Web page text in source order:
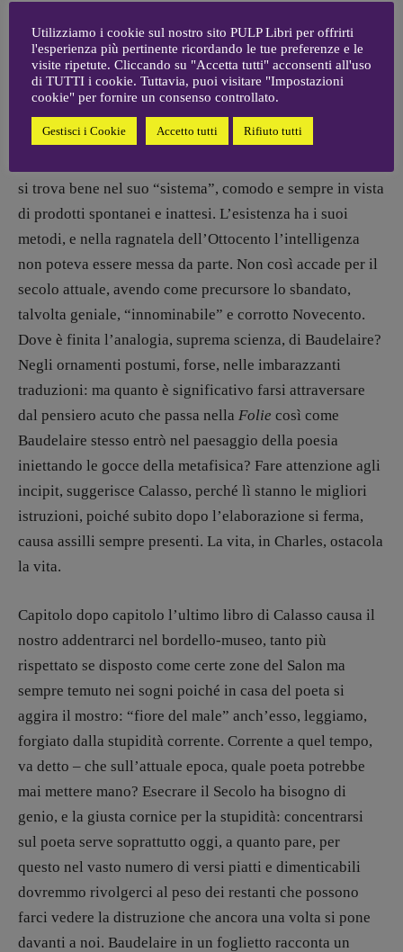
turbamenti virali (che non sono soltanto quelli diffusi dai
malefizi proteici del Covid).
bisogno di Nietzsche per liquidare certe “pretese” atte a
si trova bene nel suo “sistema”, comodo e sempre in vista
di prodotti spontanei e inattesi. L’esistenza ha i suoi
metodi, e nella ragnatela dell’Ottocento l’intelligenza
non poteva essere messa da parte. Non così accade per il
secolo attuale, avendo come precursore lo sbandato,
talvolta geniale, “innominabile” e corrotto Novecento.
Dove è finita l’analogia, suprema scienza, di Baudelaire?
Negli ornamenti postumi, forse, nelle imbarazzanti
traduzioni: ma quanto è significativo farsi attraversare
dal pensiero acuto che passa nella Folie così come
Baudelaire stesso entrò nel paesaggio della poesia
iniettando le gocce della metafisica? Fare attenzione agli
incipit, suggerisce Calasso, perché lì stanno le migliori
istruzioni, poiché subito dopo l’elaborazione si ferma,
causa assilli sempre presenti. La vita, in Charles, ostacola
la vita.
Capitolo dopo capitolo l’ultimo libro di Calasso causa il
nostro addentrarci nel bordello-museo, tanto più
rispettato se disposto come certe zone del Salon ma
sempre temuto nei sogni poiché in casa del poeta si
aggira il mostro: “fiore del male” anch’esso, leggiamo,
forgiato dalla stupidità corrente. Corrente a quel tempo,
va detto – che sull’attuale epoca, quale poeta potrebbe
mai mettere mano? Esecrare il Secolo ha bisogno di
genio, e la giusta cornice per la stupidità: concentrarsi
sul poeta serve soprattutto oggi, a quanto pare, per
questo nel vasto numero di versi piatti e dimenticabili
dovremmo rivolgerci al peso dei restanti che possono
farci vedere la distruzione che ancora una volta si pone
davanti a noi. Baudelaire in un foglietto racconta un
Utilizziamo i cookie sul nostro sito PULP Libri per offrirti
l'esperienza più pertinente ricordando le tue preferenze e le
visite ripetute. Cliccando su "Accetta tutti" acconsenti all'uso
di TUTTI i cookie. Tuttavia, puoi visitare "Impostazioni
cookie" per fornire un consenso controllato.
Gestisci i Cookie Accetto tutti Rifiuto tutti